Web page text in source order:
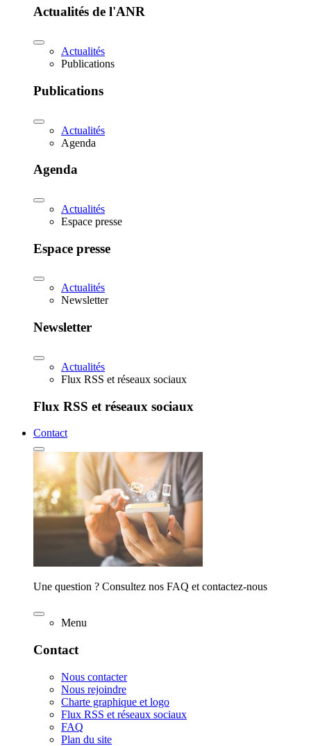
Actualités de l'ANR
Actualités
Publications
Publications
Actualités
Agenda
Agenda
Actualités
Espace presse
Espace presse
Actualités
Newsletter
Newsletter
Actualités
Flux RSS et réseaux sociaux
Flux RSS et réseaux sociaux
Contact
Une question ? Consultez nos FAQ et contactez-nous
Menu
Contact
Nous contacter
Nous rejoindre
Charte graphique et logo
Flux RSS et réseaux sociaux
FAQ
Plan du site